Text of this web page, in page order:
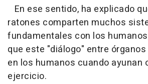
En ese sentido, ha explicado
ratones comparten muchos
fundamentales con los
que este "diálogo" entre
en los humanos cuando ayunan
ejercicio.